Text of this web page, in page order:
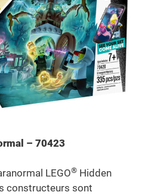
– 70423
LEGO® Hidden
constructeurs sont